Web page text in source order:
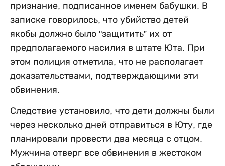
признание, подписанное именем бабушки. В
записке говорилось, что убийство детей
якобы должно было "защитить” их от
предполагаемого насилия в штате Юта. При
этом полиция отметила, что не располагает
доказательствами, подтверждающими эти
обвинения.
Следствие установило, что дети должны были
через несколько дней отправиться в Юту, где
планировали провести два месяца с отцом.
Мужчина отверг все обвинения в жестоком